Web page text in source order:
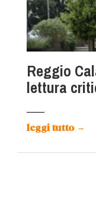
Reggio
lettura
leggi tutto →